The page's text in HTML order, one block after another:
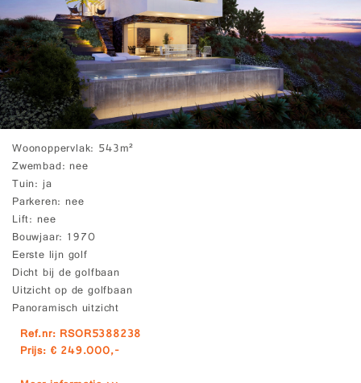
Woonoppervlak 543m²
Zwembad nee
Tuin ja
Parkeren nee
Lift nee
Bouwjaar 1970
Eerste lijn golf
Dicht bij de golfbaan
Uitzicht op de golfbaan
Panoramisch uitzicht
Ref.nr: RSOR5388238
Prijs: € 249.000,-